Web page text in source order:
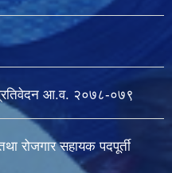
प्रतिवेदन आ.व. २०७८-०७९
रोजगार सहायक पदपूर्ती